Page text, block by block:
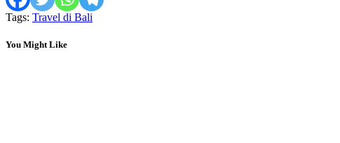
Tags: Travel di Bali
You Might Like